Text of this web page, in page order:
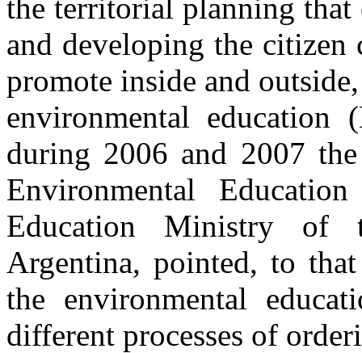
the territorial planning
and developing the citizen
promote inside and
environmental education
during 2006 and 2007
Environmental
Education Ministry of
Argentina, pointed, to
the environmental
different processes of